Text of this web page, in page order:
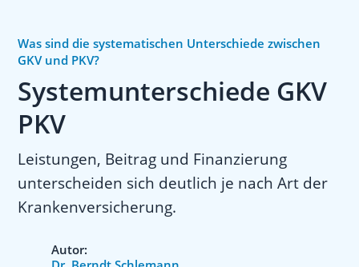
Was sind die systematischen Unterschiede zwischen
GKV und PKV?
Systemunterschiede GKV
PKV
Leistungen, Beitrag und Finanzierung
unterscheiden sich deutlich je nach Art der
Krankenversicherung.
Autor: